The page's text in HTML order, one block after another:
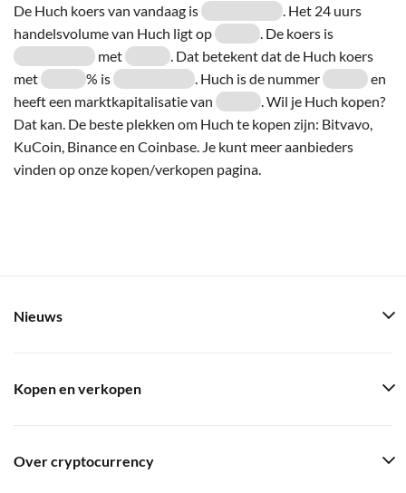
De Huch koers van vandaag is
. Het 24 uurs
handelsvolume van Huch ligt op
. De koers is
met
. Dat betekent dat de Huch koers
met
% is . Huch is de nummer
en
heeft een marktkapitalisatie van
. Wil je Huch kopen?
Dat kan. De beste plekken om Huch te kopen zijn: Bitvavo,
KuCoin, Binance en Coinbase. Je kunt meer aanbieders
vinden op onze kopen/verkopen pagina.
Nieuws
Kopen en verkopen
Over cryptocurrency